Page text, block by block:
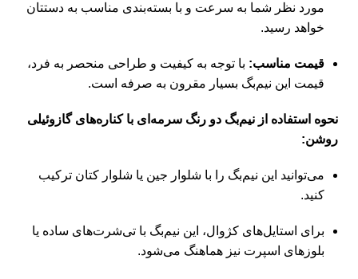
مورد نظر شما به سرعت و با بسته‌بندی مناسب به دستتان
خواهد رسید.
قیمت مناسب: با توجه به کیفیت و طراحی منحصر به فرد،
قیمت این نیم‌بگ بسیار مقرون به صرفه است.
نحوه استفاده از نیم‌بگ دو رنگ سرمه‌ای با کناره‌های گازوئیلی
روشن:
می‌توانید این نیم‌بگ را با شلوار جین یا شلوار کتان ترکیب
کنید.
برای استایل‌های کژوال، این نیم‌بگ با تی‌شرت‌های ساده یا
بلوزهای اسپرت نیز هماهنگ می‌شود.